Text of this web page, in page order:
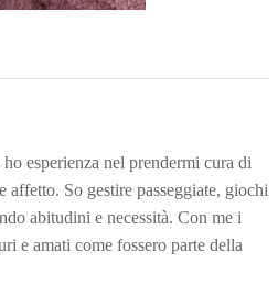
esperienza nel prendermi cura di
affetto. So gestire passeggiate, giochi
abitudini e necessità. Con me i
e amati come fossero parte della